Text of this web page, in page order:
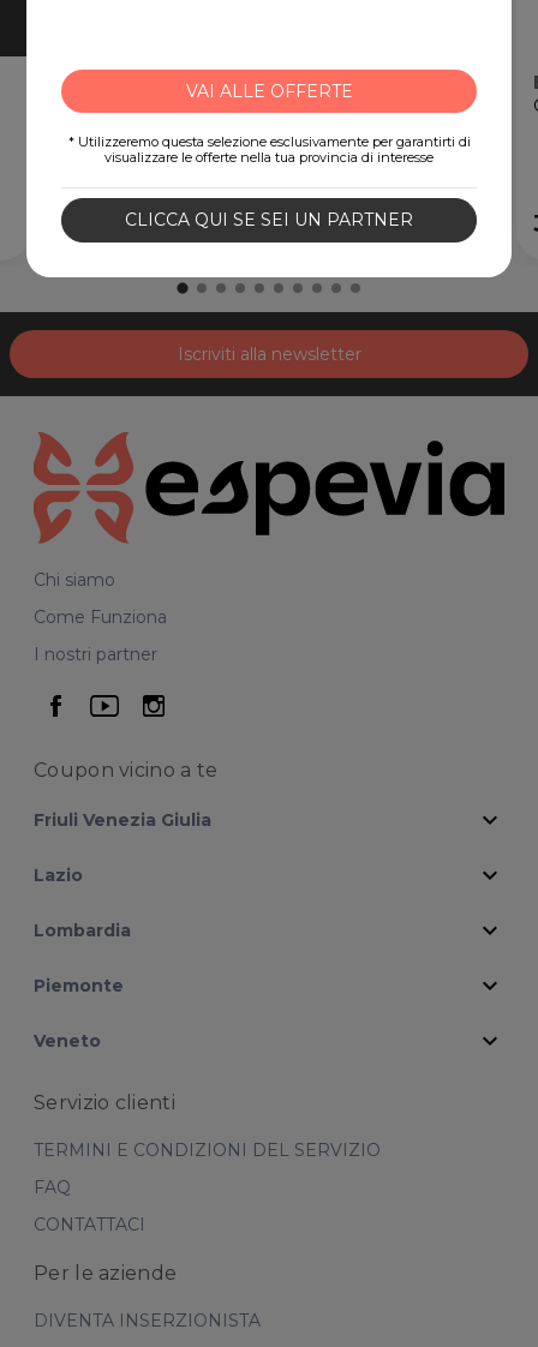
VAI ALLE OFFERTE
* Utilizzeremo questa selezione esclusivamente per garantirti di
visualizzare le offerte nella tua provincia di interesse
CLICCA QUI SE SEI UN PARTNER
Nintendo eShop Card
Gift Card digitale
15,00€
Iscriviti alla newsletter
Chi siamo
Come Funziona
I nostri partner
seguici su facebook
seguici su youtube
seguici su instagram
Coupon vicino a te
Friuli Venezia Giulia expand_more
Lazio expand_more
Lombardia expand_more
Piemonte expand_more
Veneto expand_more
Servizio clienti
TERMINI E CONDIZIONI DEL SERVIZIO
FAQ
CONTATTACI
Per le aziende
DIVENTA INSERZIONISTA